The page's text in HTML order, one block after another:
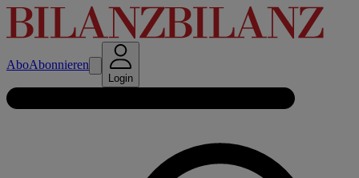
AboAbonnieren
Login